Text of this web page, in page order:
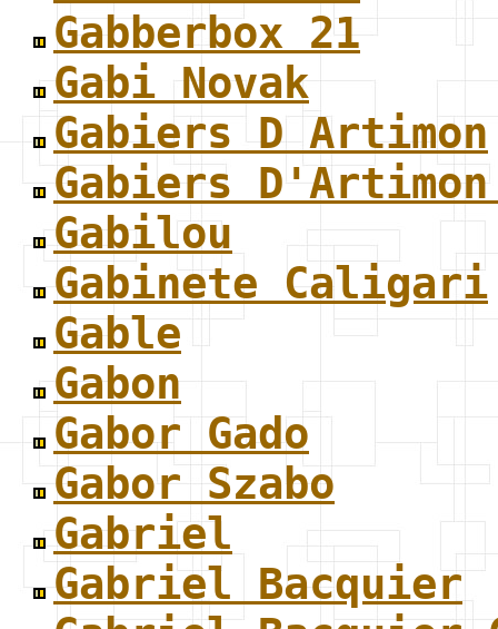
Gabberbox 21
Gabi Novak
Gabiers D Artimon
Gabiers
Gabilou
Gabinete Caligari
Gable
Gabon
Gabor Gado
Gabor Szabo
Gabriel
Gabriel Bacquier